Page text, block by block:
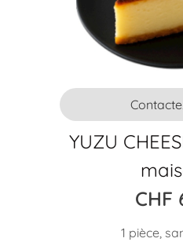
YUZU
CHF
1 pièce,